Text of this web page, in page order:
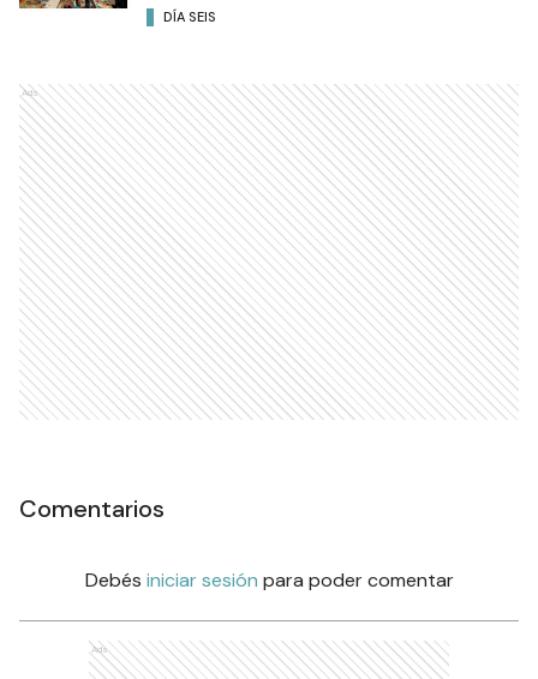
DÍA SEIS
Ads
Comentarios
Debés iniciar sesión para poder comentar
Ads